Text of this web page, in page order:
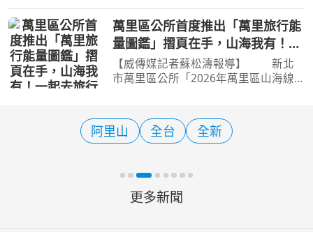
牌與創意作品值得朝聖，臺北捷運超人
氣原創IP「捷米JAMIE」也再次現身文
博會，帶著全新打造的
萬里區公所首度推出「萬里旅行能
量圖鑑」摺頁在手，山海我有！一
起去旅行
【威傳媒記者蘇松濤報導】 新北
市萬里區公所「2026年萬里區山海線
局周繼組、觀光旅遊局莊榮哲2位副局
長、3位市政顧問、在地仕
阿里山 全台 全新
更多新聞